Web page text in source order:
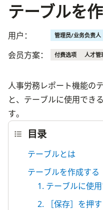
テーブルを
用户： 管理员/业务负责人
会员方案： 付费选项 人才管
人事労務レポート機能の
と、テーブルに使用でき
す。
目录
テーブルとは
テーブルを作成する
1. テーブルに使
2. ［保存］を押す